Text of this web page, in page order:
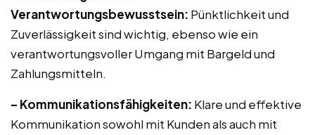
Verantwortungsbewusstsein: Pünktlichkeit und
Zuverlässigkeit sind wichtig, ebenso wie ein
verantwortungsvoller Umgang mit Bargeld und
Zahlungsmitteln.
– Kommunikationsfähigkeiten: Klare und effektive
Kommunikation sowohl mit Kunden als auch mit